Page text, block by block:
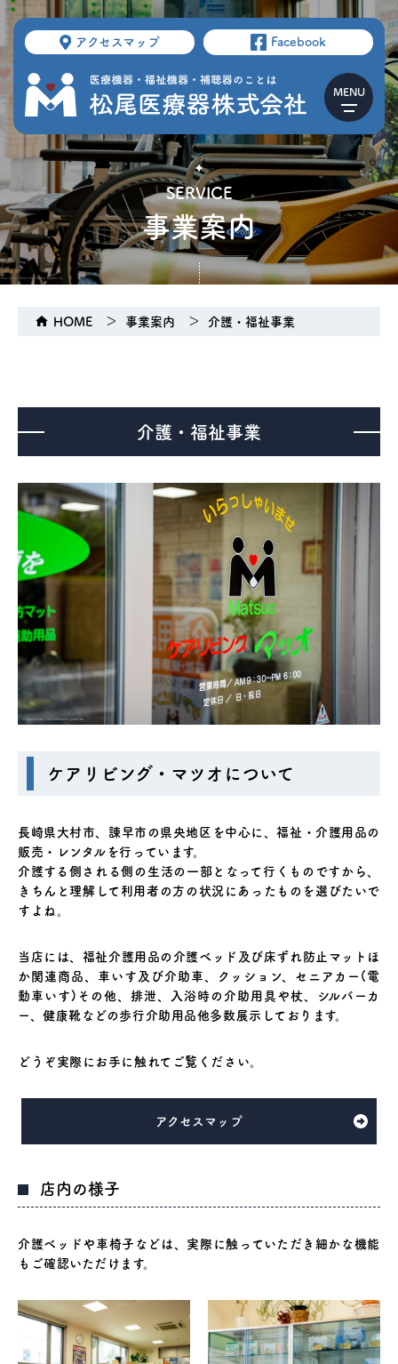
アクセスマップ Facebook
SERVICE
事業案内
HOME 事業案内 介護・福祉事業
介護・福祉事業
ケアリビング・マツオについて
長崎県大村市、諫早市の県央地区を中心に、福祉・介護用品の
販売・レンタルを行っています。
介護する側される側の生活の一部となって行くものですから、
きちんと理解して利用者の方の状況にあったものを選びたいで
すよね。
当店には、福祉介護用品の介護ベッド及び床ずれ防止マットほ
か関連商品、車いす及び介助車、クッション、セニアカー(電
動車いす)その他、排泄、入浴時の介助用具や杖、シルバーカ
ー、健康靴などの歩行介助用品他多数展示しております。
どうぞ実際にお手に触れてご覧ください。
アクセスマップ
店内の様子
介護ベッドや車椅子などは、実際に触っていただき細かな機能
もご確認いただけます。